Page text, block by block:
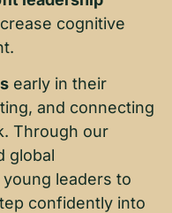
cognitive
early in their
and connecting
Through our
global
leaders to
confidently into